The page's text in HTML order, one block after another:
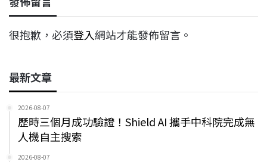
很抱歉，必須登入網站才能發佈留言。
最新文章
2026-08-07
歷時三個月成功驗證！Shield AI 攜手中科院完成無
人機自主搜索
2026-08-07